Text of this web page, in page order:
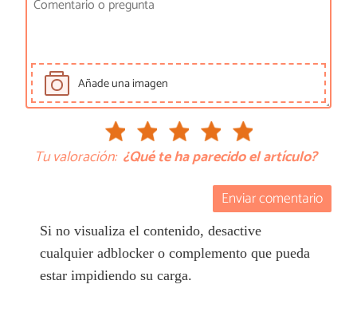
Añade una imagen
Tu valoración: ¿Qué te ha parecido el artículo?
Enviar comentario
Si no visualiza el contenido, desactive
cualquier adblocker o complemento que pueda
estar impidiendo su carga.